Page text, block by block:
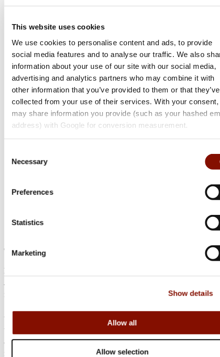
This website uses cookies
We use cookies to personalise content and ads, to provide
social media features and to analyse our traffic. We also
information about your use of our site with our social media,
advertising and analytics partners who may combine it with
other information that you’ve provided to them or that they’ve
collected from your use of their services. With your consent,
may share information you provide (such as your hashed
address) with Google for conversion measurement.
Selection
Necessary
Preferences
Statistics
Marketing
Show details
Allow all
Allow selection
För första gången släpper Beretta ett kulvapen för jakt - Beretta
BRX1! Ett modulärt vapen med de flesta funktionerna och
lösningarna som man kan tänkas behöva eller vilja ha på sitt
kulvapen. Rasmus går i denna film igenom vapnet i sin helhet.
Jaktia
Nordens största kedja för jakt, fiske och fritid
Jaktia, som ingår i Burdock Outdoor Group, är en franchisekedja
med ett totalt 160-tal butiker i Norge, Sverige och i Danmark.
våra butiker hittar du allt från jakt- och fiskeutrustning, optik och
teknikprylar till hundprodukter, kläder, skor och matutrustning – och
allt annat som bidrar till bästa tänkbara jakt-, fiske- och
naturupplevelser tillsammans med familj och vänner.